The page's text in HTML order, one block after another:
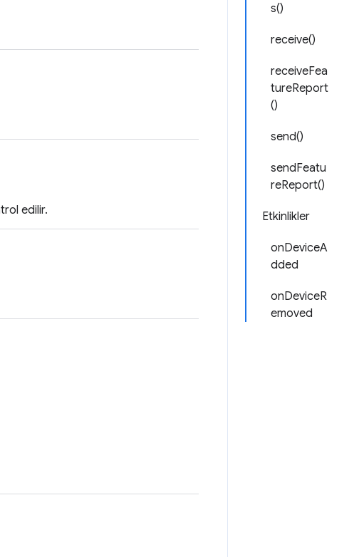
s()
receive()
receiveFea
tureReport
()
send()
sendFeatu
reReport()
Etkinlikler
onDeviceA
dded
onDeviceR
emoved
edilir.